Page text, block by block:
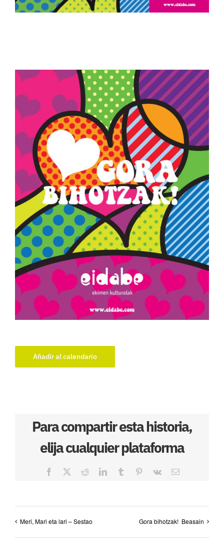
Añadir al calendario
Para compartir esta historia,
elija cualquier plataforma
Facebook RedditLinkedInTumblr Pinterest
Vk
Correo
Meri, Mari eta lari – Sestao Gora bihotzak! Beasain